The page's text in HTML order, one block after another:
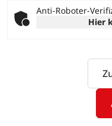
Anti-Roboter-
Hier